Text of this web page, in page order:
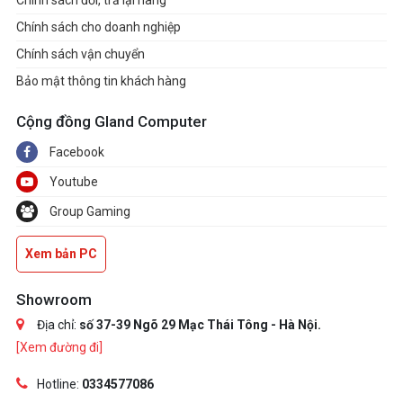
Chính sách cho doanh nghiệp
Chính sách vận chuyển
Bảo mật thông tin khách hàng
Cộng đồng Gland Computer
Facebook
Youtube
Group Gaming
Xem bản PC
Showroom
Địa chỉ: số 37-39 Ngõ 29 Mạc Thái Tông - Hà Nội.
[Xem đường đi]
Hotline: 0334577086